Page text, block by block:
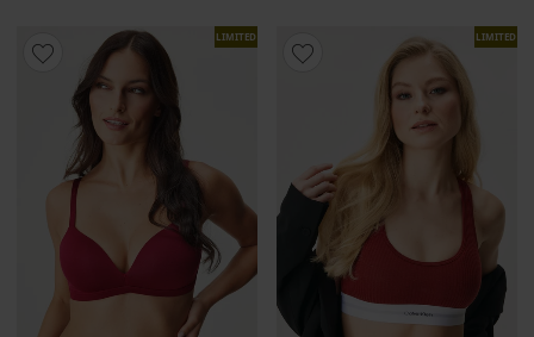
LIMITED LIMITED